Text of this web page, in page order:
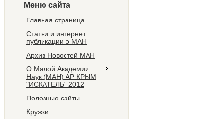
Меню сайта
Главная страница
Статьи и интернет
публикации о МАН
Архив Новостей МАН
О Малой Академии
Наук (МАН) АР КРЫМ
"ИСКАТЕЛЬ" 2012
Полезные сайты
Кружки